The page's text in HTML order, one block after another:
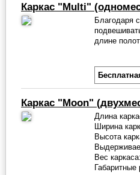
Каркас "Multi"
Благодаря
длине
Каркас "Moon"
Длина
Ширина
Высота
Вес